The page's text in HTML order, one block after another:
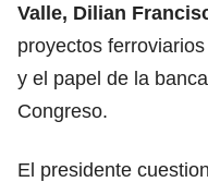
Valle, Dilian
proyectos
y el papel de la
Congreso.
El presidente